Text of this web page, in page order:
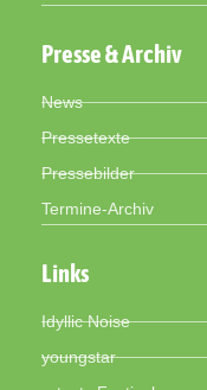
Presse & Archiv
News
Pressetexte
Pressebilder
Termine-Archiv
Links
Idyllic Noise
youngstar